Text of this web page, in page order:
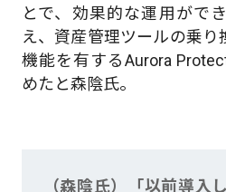
とで、効果的な運用がで
え、資産管理ツールの乗
機能を有するAurora
めたと森陰氏。
（森陰氏）「以前導入